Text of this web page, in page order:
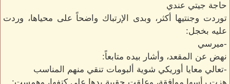
حاجة جيتي عندي
توردت وجنتيها أكثر، وبدى الإرتباك واضحاً على محياها، وردت
عليه بخجل:
-ميرسي
نهض عن المقعد، وأشار بيده متابعاً:
-تعالي معايا أوريكي شوية ألبومات تنقي منهم المناسب